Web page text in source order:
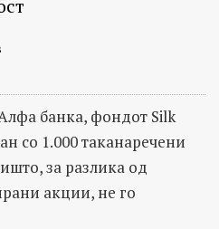
банка, фондот Silk
со 1.000 таканаречени
за разлика од
акции, не го